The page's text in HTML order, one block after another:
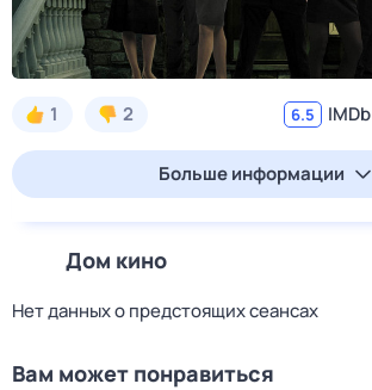
1 2 6.5 IMDb
Больше информации
Дом кино
Нет данных о предстоящих сеансах
Вам может понравиться